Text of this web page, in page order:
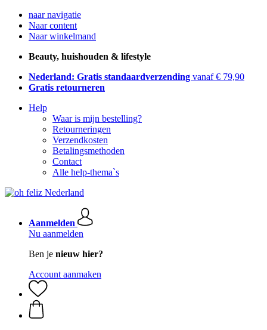
naar navigatie
Naar content
Naar winkelmand
Beauty, huishouden & lifestyle
Nederland: Gratis standaardverzending vanaf € 79,90
Gratis retourneren
Help
Waar is mijn bestelling?
Retourneringen
Verzendkosten
Betalingsmethoden
Contact
Alle help-thema`s
Aanmelden
Nu aanmelden
Ben je nieuw hier?
Account aanmaken